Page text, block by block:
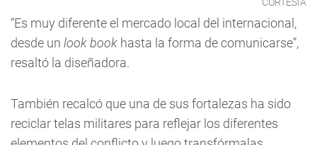
“Es muy diferente el mercado local del internacional,
desde un look book hasta la forma de comunicarse”,
resaltó la diseñadora.
También recalcó que una de sus fortalezas ha sido
reciclar telas militares para reflejar los diferentes